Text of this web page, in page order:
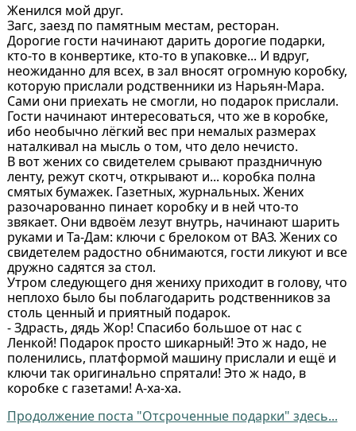
Женился мой друг.
Загс, заезд по памятным местам, ресторан.
Дорогие гости начинают дарить дорогие подарки,
кто-то в конвертике, кто-то в упаковке... И вдруг,
неожиданно для всех, в зал вносят огромную коробку,
которую прислали родственники из Нарьян-Мара.
Сами они приехать не смогли, но подарок прислали.
Гости начинают интересоваться, что же в коробке,
ибо необычно лёгкий вес при немалых размерах
наталкивал на мысль о том, что дело нечисто.
В вот жених со свидетелем срывают праздничную
ленту, режут скотч, открывают и... коробка полна
смятых бумажек. Газетных, журнальных. Жених
разочарованно пинает коробку и в ней что-то
звякает. Они вдвоём лезут внутрь, начинают шарить
руками и Та-Дам: ключи с брелоком от ВАЗ. Жених со
свидетелем радостно обнимаются, гости ликуют и все
дружно садятся за стол.
Утром следующего дня жениху приходит в голову, что
неплохо было бы поблагодарить родственников за
столь ценный и приятный подарок.
- Здрасть, дядь Жор! Спасибо большое от нас с
Ленкой! Подарок просто шикарный! Это ж надо, не
поленились, платформой машину прислали и ещё и
ключи так оригинально спрятали! Это ж надо, в
коробке с газетами! А-ха-ха.
Продолжение поста "Отсроченные подарки" здесь...